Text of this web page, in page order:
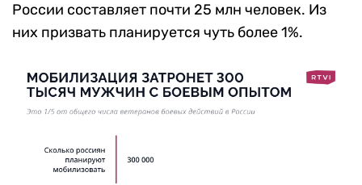
России составляет почти 25 млн человек. Из
них призвать планируется чуть более 1%.